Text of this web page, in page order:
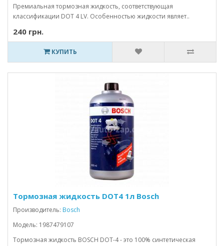
Премиальная тормозная жидкость, соответствующая
классификации DOT 4 LV. Особенностью жидкости являет..
240 грн.
КУПИТЬ
Тормозная жидкость DOT4 1л Bosch
Производитель: Bosch
Модель: 1987479107
Тормозная жидкость BOSCH DOT-4 - это 100% синтетическая